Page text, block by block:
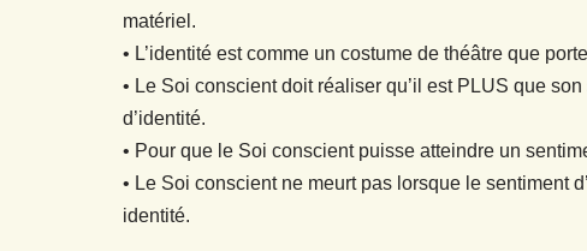
matériel.
• L’identité est comme un costume de théâtre que
• Le Soi conscient doit réaliser qu’il est PLUS que
d’identité.
• Pour que le Soi conscient puisse atteindre un
• Le Soi conscient ne meurt pas lorsque le sentiment
identité.